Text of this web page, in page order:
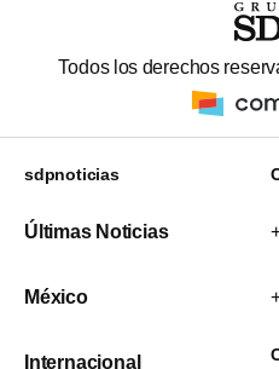
Todos los derechos
sdpnoticias
Últimas Noticias
México
Internacional